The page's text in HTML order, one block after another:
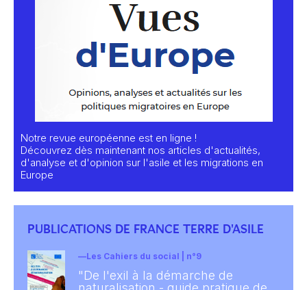
Notre revue européenne est en ligne !
Découvrez dès maintenant nos articles d'actualités,
d'analyse et d'opinion sur l'asile et les migrations en
Europe
PUBLICATIONS DE FRANCE TERRE D'ASILE
Les Cahiers du social | n°9
"De l'exil à la démarche de